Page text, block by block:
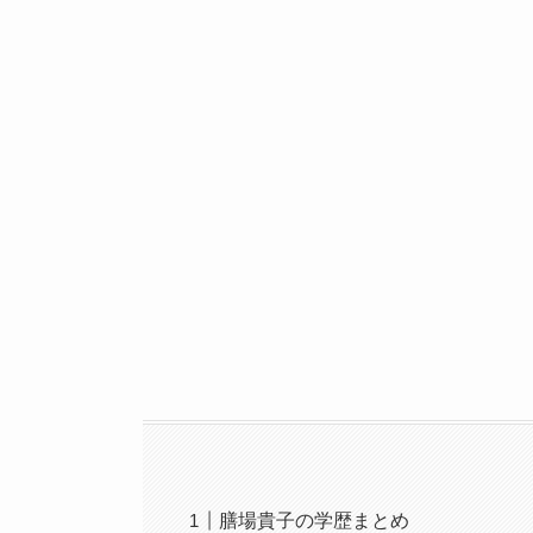
膳場貴子の学歴まとめ